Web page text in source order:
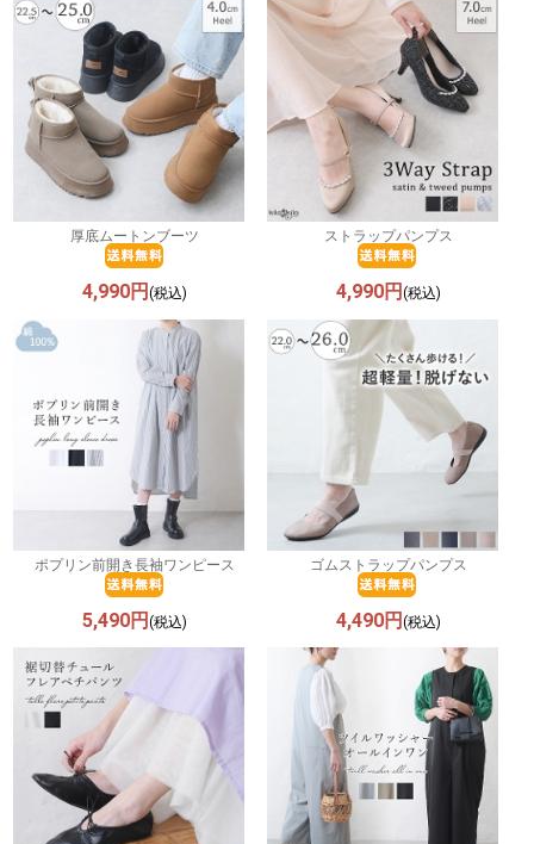
厚底ムートンブーツ
4,990円(税込)
ストラップパンプス
4,990円 (税込)
ポプリン前開き長袖ワンピース
5,490円(税込)
ゴムストラップパンプス
4,490円 (税込)